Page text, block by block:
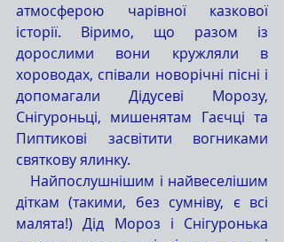
атмосферою чарівної казкової
історії. Віримо, що разом із
дорослими вони кружляли в
хороводах, співали новорічні пісні і
допомагали Дідусеві Морозу,
Снігуроньці, мишенятам Гаєчці та
Пиптикові засвітити вогниками
святкову ялинку.
діткам (такими, без сумніву, є всі
малята!) Дід Мороз і Снігуронька